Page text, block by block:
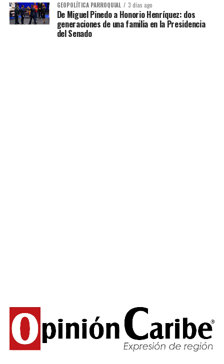
GEOPOLÍTICA PARROQUIAL 3 días ago
De Miguel Pinedo a Honorio Henríquez: dos
generaciones de una familia en la Presidencia
del Senado